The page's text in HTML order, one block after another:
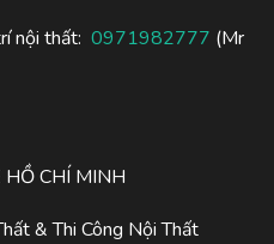
nội thất: 0971982777 (Mr
CHÍ MINH
& Thi Công Nội Thất